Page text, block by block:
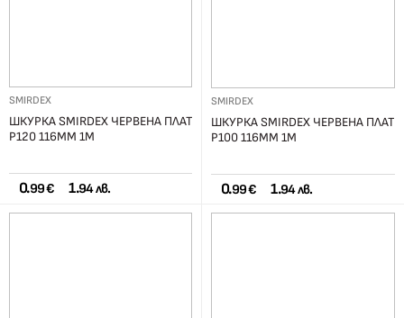
SMIRDEX
ШКУРКА SMIRDEX ЧЕРВЕНА ПЛАТ
Р120 116ММ 1М
0.99 € 1.94 лв.
SMIRDEX
ШКУРКА SMIRDEX ЧЕРВЕНА ПЛАТ
Р100 116ММ 1М
0.99 € 1.94 лв.